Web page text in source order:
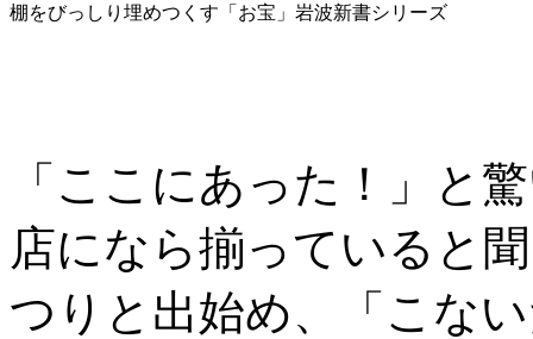
棚をびっしり埋めつくす「お宝」岩波新書シリーズ
「ここにあった！」と
店になら揃っていると
つりと出始め、「こな